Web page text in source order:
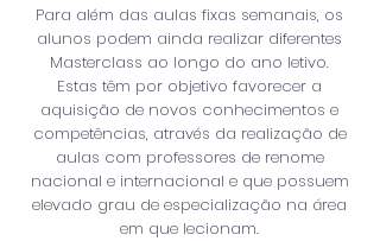
Para além das aulas fixas semanais, os
alunos podem ainda realizar diferentes
Masterclass ao longo do ano letivo.
Estas têm por objetivo favorecer a
aquisição de novos conhecimentos e
competências, através da realização de
aulas com professores de renome
nacional e internacional e que possuem
elevado grau de especialização na área
em que lecionam.